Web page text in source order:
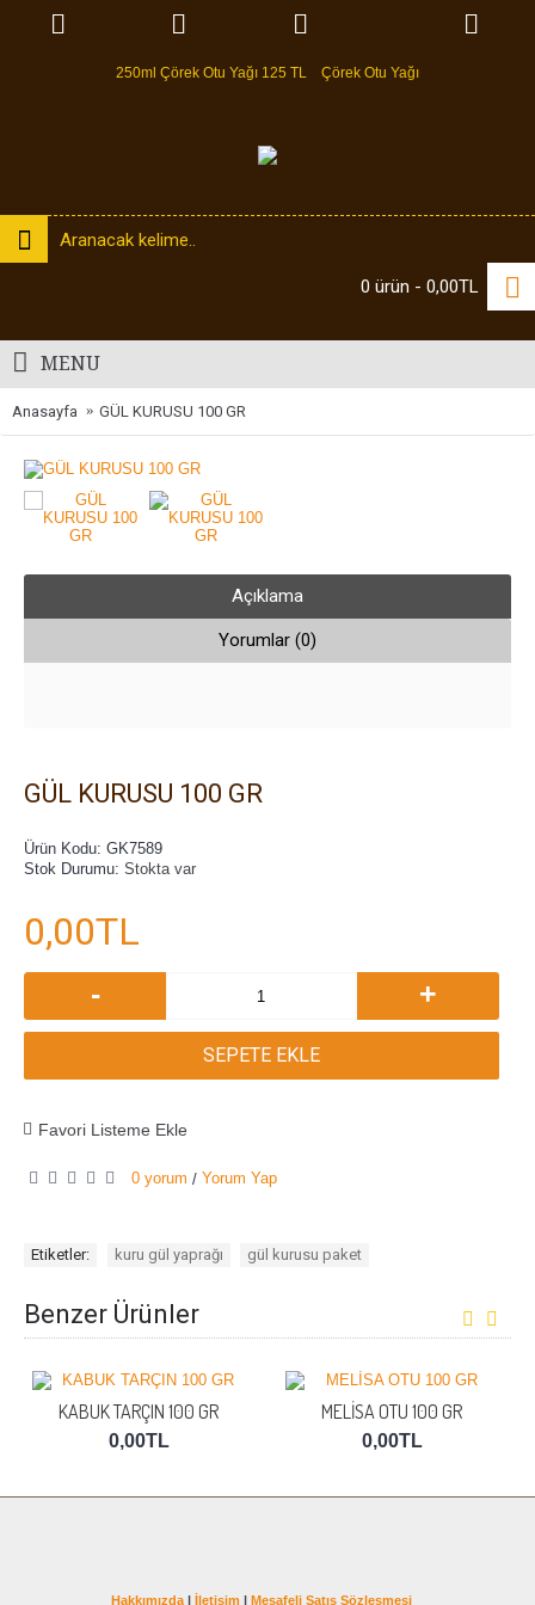
250ml Çörek Otu Yağı 125 TL Çörek Otu Yağı
0 ürün - 0,00TL
MENU
Anasayfa GÜL KURUSU 100 GR
Açıklama
Yorumlar (0)
GÜL KURUSU 100 GR
Ürün Kodu: GK7589
Stok Durumu: Stokta var
0,00TL
- +
SEPETE EKLE
Favori Listeme Ekle
0 yorum / Yorum Yap
Etiketler: kuru gül yaprağı gül kurusu paket
Benzer Ürünler
KABUK TARÇIN 100 GR
0,00TL
MELİSA OTU 100 GR
0,00TL
Hakkımızda | İletişim | Mesafeli Satış Sözleşmesi